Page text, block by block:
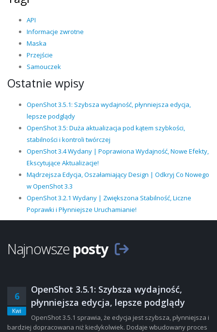
API
Informacje zwrotne
Maska
Przejście
Samouczek
Ostatnie wpisy
OpenShot 3.5.1: Szybsza wydajność, płynniejsza edycja,
lepsze podglądy
OpenShot 3.5: Duża aktualizacja pod kątem szybkości,
stabilności i kontroli twórczej
OpenShot 3.4 Wydany | Poprawiona Wydajność, Nowe Efekty,
Ekscytujące Aktualizacje!
Mądrzejsza Edycja, Oszałamiający Design | Odkryj Co Nowego
w OpenShot 3.3
OpenShot 3.2.1 Wydany | Zwiększona Stabilność, Liczne
Poprawki i Płynniejsze Uruchamianie!
Najnowsze posty
6
Kwi
OpenShot 3.5.1: Szybsza wydajność,
płynniejsza edycja, lepsze podglądy
OpenShot 3.5.1 sprawia, że edycja jest szybsza, płynniejsza i
bardziej dopracowana niż kiedykolwiek. Dodaje wbudowany proces